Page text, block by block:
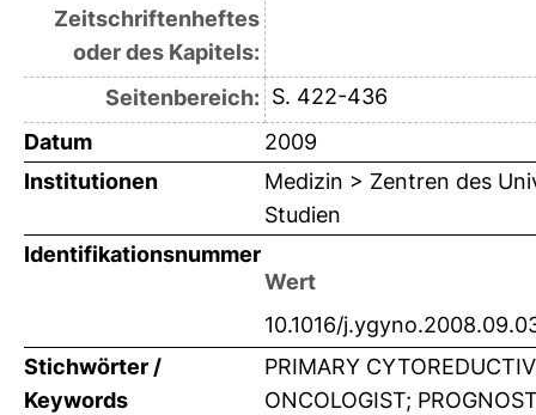
Zeitschriftenheftes
oder des Kapitels:
Seitenbereich: S. 422-436
Datum
2009
Institutionen
Medizin > Zentren des
Studien
Identifikationsnummer
Wert
10.1016/
Stichwörter /
Keywords
PRIMARY
ONCOLOGIST;